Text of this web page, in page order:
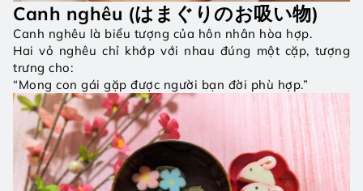
Canh nghêu (はまぐりのお吸い物)
Canh nghêu là biểu tượng của hôn nhân hòa hợp.
Hai vỏ nghêu chỉ khớp với nhau đúng một cặp, tượng
trưng cho:
“Mong con gái gặp được người bạn đời phù hợp.”